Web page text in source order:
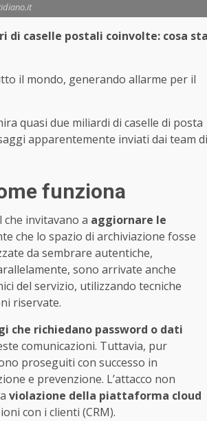
di caselle postali coinvolte: cosa
il mondo, generando allarme per il
quasi due miliardi di caselle di posta
apparentemente inviati dai team di
funziona
invitavano a aggiornare le
che lo spazio di archiviazione fosse
da sembrare autentiche,
sono arrivate anche
del servizio, utilizzando tecniche
riservate.
che richiedano password o dati
comunicazioni. Tuttavia, pur
proseguiti con successo in
e prevenzione. L’attacco non
violazione della piattaforma cloud
con i clienti (CRM).